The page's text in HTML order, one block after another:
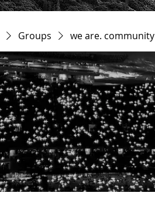
Groups we are. community